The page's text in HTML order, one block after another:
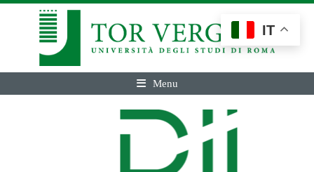
Menu
IT